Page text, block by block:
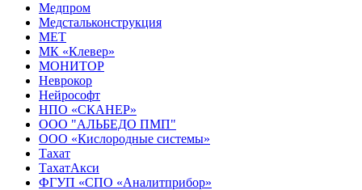
Медпром
Медстальконструкция
МЕТ
МК «Клевер»
МОНИТОР
Неврокор
Нейрософт
НПО «СКАНЕР»
ООО "АЛЬБЕДО ПМП"
ООО «Кислородные системы»
Тахат
ТахатАкси
ФГУП «СПО «Аналитприбор»